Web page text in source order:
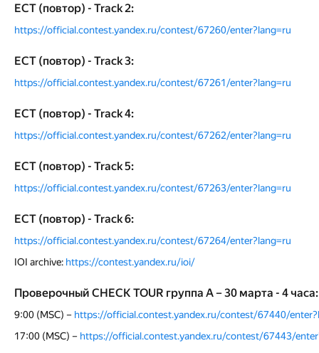
ECT (повтор) - Track 2:
https://official.contest.yandex.ru/contest/67260/enter?lang=ru
ECT (повтор) - Track 3:
https://official.contest.yandex.ru/contest/67261/enter?lang=ru
ECT (повтор) - Track 4:
https://official.contest.yandex.ru/contest/67262/enter?lang=ru
ECT (повтор) - Track 5:
https://official.contest.yandex.ru/contest/67263/enter?lang=ru
ECT (повтор) - Track 6:
https://official.contest.yandex.ru/contest/67264/enter?lang=ru
IOI archive: https://contest.yandex.ru/ioi/
Проверочный CHECK TOUR группа A – 30 марта - 4 часа:
9:00 (MSC) – https://official.contest.yandex.ru/contest/67440/
17:00 (MSC) – https://official.contest.yandex.ru/contest/67443/